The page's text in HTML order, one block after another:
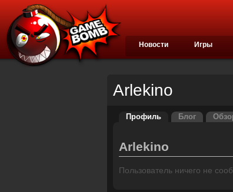
Новости Игры
Arlekino
Профиль Блог
Arlekino
Пользователь ничего не